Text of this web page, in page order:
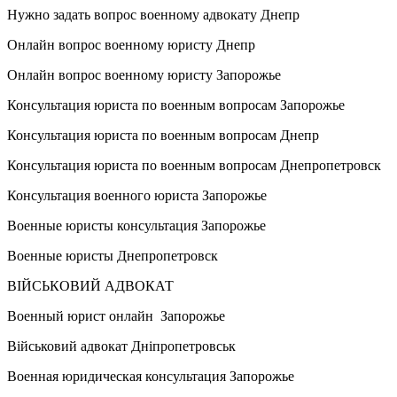
Нужно задать вопрос военному адвокату Днепр
Онлайн вопрос военному юристу Днепр
Онлайн вопрос военному юристу Запорожье
Консультация юриста по военным вопросам Запорожье
Консультация юриста по военным вопросам Днепр
Консультация юриста по военным вопросам Днепропетровск
Консультация военного юриста Запорожье
Военные юристы консультация Запорожье
Военные юристы Днепропетровск
ВІЙСЬКОВИЙ АДВОКАТ
Военный юрист онлайн Запорожье
Військовий адвокат Дніпропетровськ
Военная юридическая консультация Запорожье